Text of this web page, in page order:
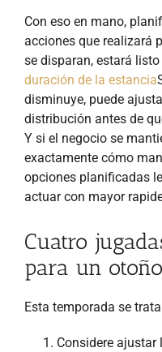
Con eso en mano,
acciones que realizará
se disparan, estará
duración de la estancia
disminuye, puede
distribución antes de
Y si el negocio se
exactamente cómo
opciones planificadas
actuar con mayor
Cuatro
para un
Esta temporada se
Considere